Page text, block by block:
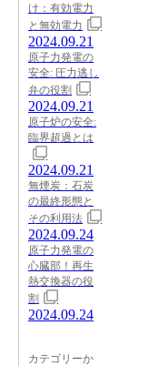
け：有効電力
と無効電力
2024.09.21
原子力発電の
安全: 圧力逃し
弁の役割
2024.09.21
原子炉の安全:
臨界超過とは
2024.09.21
無煙炭：石炭
の最終形態と
その利用法
2024.09.24
原子力発電の
心臓部！再生
熱交換器の役
割
2024.09.24
カテゴリーか